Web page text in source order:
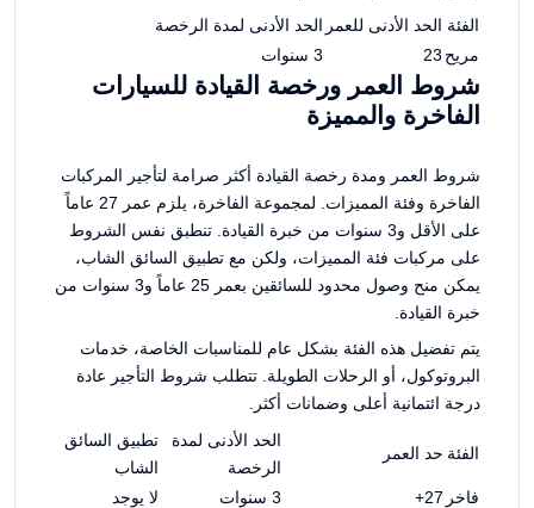
الفئة الحد الأدنى للعمر الحد الأدنى لمدة الرخصة
مريح 23 3 سنوات
شروط العمر ورخصة القيادة للسيارات
الفاخرة والمميزة
شروط العمر ومدة رخصة القيادة أكثر صرامة لتأجير المركبات
الفاخرة وفئة المميزات. لمجموعة الفاخرة، يلزم عمر 27 عاماً
على الأقل و3 سنوات من خبرة القيادة. تنطبق نفس الشروط
على مركبات فئة المميزات، ولكن مع تطبيق السائق الشاب،
يمكن منح وصول محدود للسائقين بعمر 25 عاماً و3 سنوات من
خبرة القيادة.
يتم تفضيل هذه الفئة بشكل عام للمناسبات الخاصة، خدمات
البروتوكول، أو الرحلات الطويلة. تتطلب شروط التأجير عادة
درجة ائتمانية أعلى وضمانات أكثر.
الفئة حد العمر
الحد الأدنى لمدة
الرخصة
تطبيق السائق
الشاب
فاخر 27+ 3 سنوات لا يوجد